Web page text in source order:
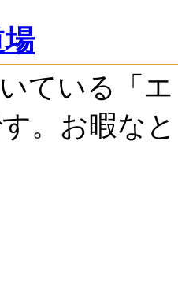
ている「
。お暇な